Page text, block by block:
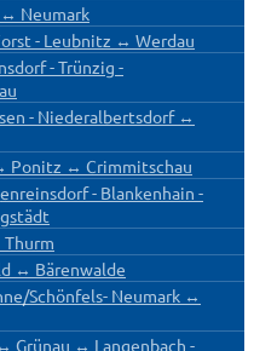
Neumark
- Leubnitz ↔ Werdau
- Trünzig -
- Niederalbertsdorf ↔
Ponitz ↔ Crimmitschau
- Blankenhain -
↔ Bärenwalde
Schönfels- Neumark ↔
Grünau ↔ Langenbach -